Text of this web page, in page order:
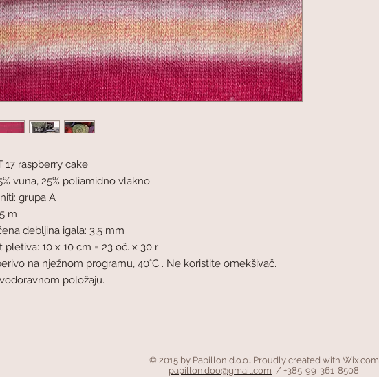
17 raspberry cake
vuna, 25% poliamidno vlakno
grupa A
m
debljina igala: 3,5 mm
pletiva: 10 x 10 cm = 23 oč. x 30 r
na nježnom programu, 40°C . Ne koristite omekšivač.
položaju.
© 2015 by Papillon d.o.o.. Proudly created with Wix.com
papillon.doo@gmail.com / +385-99-361-8508